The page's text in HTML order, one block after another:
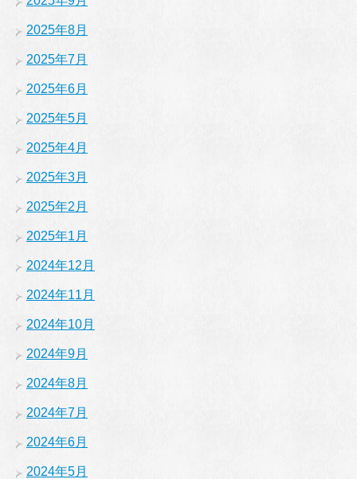
2025年8月
2025年7月
2025年6月
2025年5月
2025年4月
2025年3月
2025年2月
2025年1月
2024年12月
2024年11月
2024年10月
2024年9月
2024年8月
2024年7月
2024年6月
2024年5月